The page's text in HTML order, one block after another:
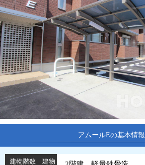
アムールEの基本情報
建物階数 建物